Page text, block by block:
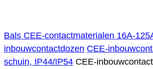
Bals CEE-contactmaterialen 16A-
inbouwcontactdozen CEE-
schuin, IP44/IP54 CEE-